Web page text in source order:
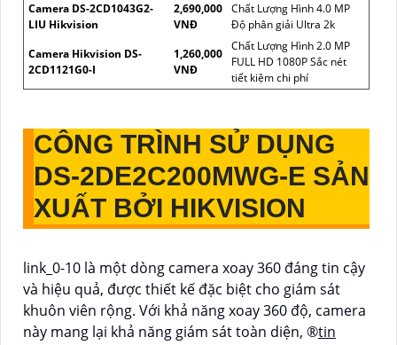
Camera DS-2CD1043G2-
LIU Hikvision
2,690,000
VNĐ
Chất Lượng Hình 4.0 MP
Độ phân giải Ultra 2k
Camera Hikvision DS-
2CD1121G0-I
1,260,000
VNĐ
Chất Lượng Hình 2.0 MP
FULL HD 1080P Sắc nét
tiết kiệm chi phí
CÔNG TRÌNH SỬ DỤNG
DS-2DE2C200MWG-E SẢN
XUẤT BỞI HIKVISION
link_0-10 là một dòng camera xoay 360 đáng tin cậy
và hiệu quả, được thiết kế đặc biệt cho giám sát
khuôn viên rộng. Với khả năng xoay 360 độ, camera
này mang lại khả năng giám sát toàn diện, ®️tin